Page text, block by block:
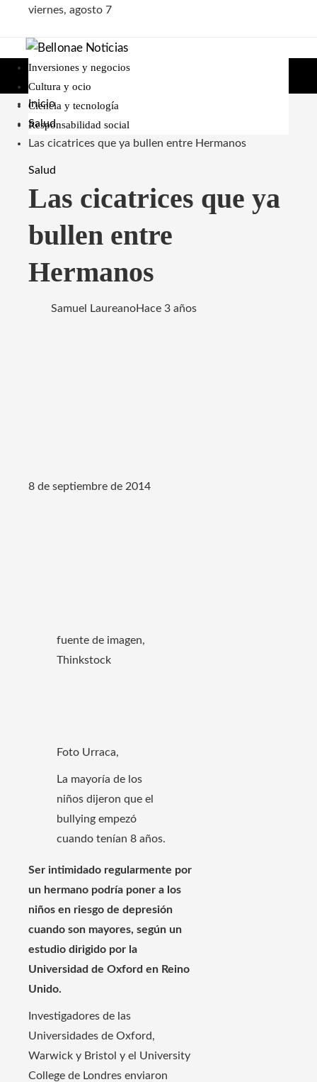
viernes, agosto 7
Inversiones y negocios
Cultura y ocio
Ciencia y tecnología
Responsabilidad social
Inicio
Salud
Las cicatrices que ya bullen entre Hermanos
Salud
Las cicatrices que ya
bullen entre
Hermanos
Samuel LaureanoHace 3 años
8 de septiembre de 2014
fuente de imagen,
Thinkstock
Foto Urraca,
La mayoría de los
niños dijeron que el
bullying empezó
cuando tenían 8 años.
Ser intimidado regularmente por
un hermano podría poner a los
niños en riesgo de depresión
cuando son mayores, según un
estudio dirigido por la
Universidad de Oxford en Reino
Unido.
Investigadores de las
Universidades de Oxford,
Warwick y Bristol y el University
College de Londres enviaron